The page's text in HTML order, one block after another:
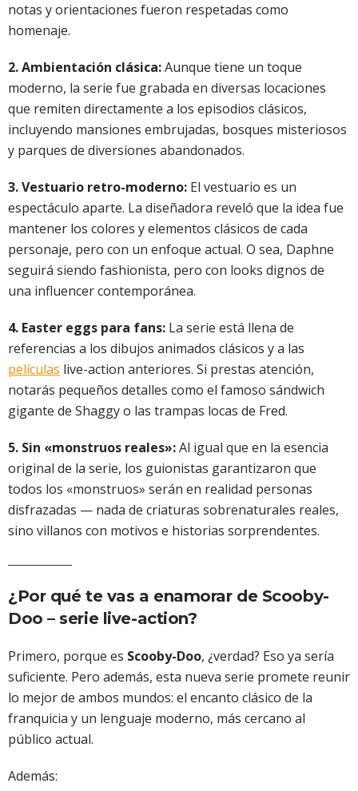
notas y orientaciones fueron respetadas como
homenaje.
2. Ambientación clásica:Aunque tiene un toque
moderno, la serie fue grabada en diversas locaciones
que remiten directamente a los episodios clásicos,
incluyendo mansiones embrujadas, bosques misteriosos
y parques de diversiones abandonados.
3. Vestuario retro-moderno: El vestuario es un
espectáculo aparte. La diseñadora reveló que la idea fue
mantener los colores y elementos clásicos de cada
personaje, pero con un enfoque actual. O sea, Daphne
seguirá siendo fashionista, pero con looks dignos de
una influencer contemporánea.
4. Easter eggs para fans: La serie está llena de
referencias a los dibujos animados clásicos y a las
películas live-action anteriores. Si prestas atención,
notarás pequeños detalles como el famoso sándwich
gigante de Shaggy o las trampas locas de Fred.
5. Sin «monstruos reales»:Al igual que en la esencia
original de la serie, los guionistas garantizaron que
todos los «monstruos» serán en realidad personas
disfrazadas — nada de criaturas sobrenaturales reales,
sino villanos con motivos e historias sorprendentes.
¿Por qué te vas a enamorar de Scooby-
Doo – serie live-action?
Primero, porque es Scooby-Doo, ¿verdad? Eso ya sería
suficiente. Pero además, esta nueva serie promete reunir
lo mejor de ambos mundos: el encanto clásico de la
franquicia y un lenguaje moderno, más cercano al
público actual.
Además: